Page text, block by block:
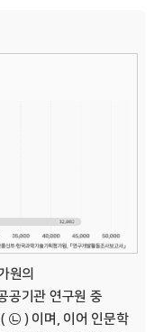
원의
공기관 연구원 중
㉡ ) 이며, 이어 인문학